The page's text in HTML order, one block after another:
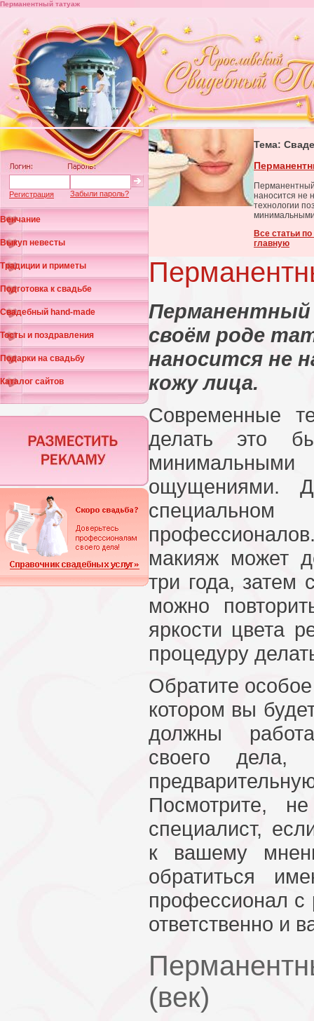
Перманентный татуаж
Регистрация Забыли пароль?
Венчание
Выкуп невесты
Традиции и приметы
Подготовка к свадьбе
Свадебный hand-made
Тосты и поздравления
Подарки на свадьбу
Каталог сайтов
Тема:
Перманентный
наносится не
технологии
Все статьи
главную
своём роде
наносится не
кожу лица.
Современные
делать это
ощущениями.
макияж может
три года, затем
можно
яркости цвета
процедуру
Обратите
котором вы
должны
своего
Посмотрите,
специалист,
к вашему
обратиться
профессионал с
ответственно и
(век)